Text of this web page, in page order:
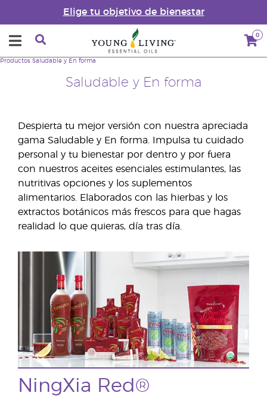
Elige tu objetivo de bienestar
0
Saludable y En forma
Productos Saludable y En forma
Despierta tu mejor versión con nuestra apreciada
gama Saludable y En forma. Impulsa tu cuidado
personal y tu bienestar por dentro y por fuera
con nuestros aceites esenciales estimulantes, las
nutritivas opciones y los suplementos
alimentarios. Elaborados con las hierbas y los
extractos botánicos más frescos para que hagas
realidad lo que quieras, día tras día.
NingXia Red®